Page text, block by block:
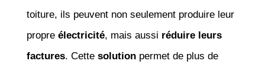
toiture, ils peuvent non seulement produire leur
propre électricité, mais aussi réduire leurs
factures. Cette solutionpermet de plus de